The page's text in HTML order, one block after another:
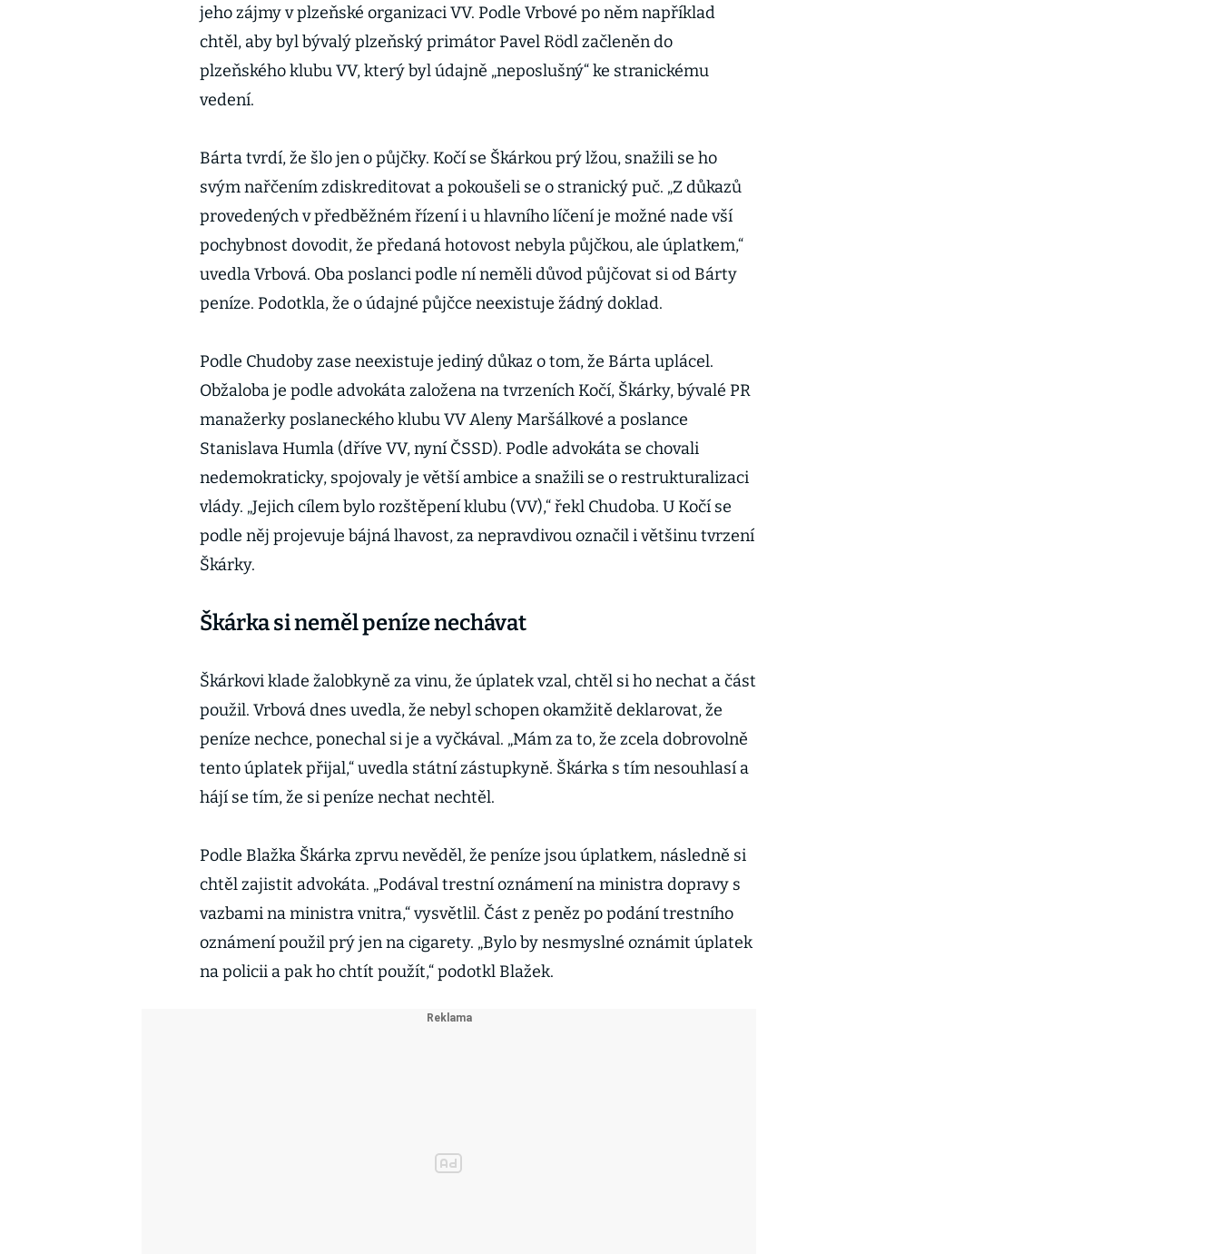
jeho zájmy v plzeňské organizaci VV. Podle Vrbové po něm například
chtěl, aby byl bývalý plzeňský primátor Pavel Rödl začleněn do
plzeňského klubu VV, který byl údajně „neposlušný“ ke stranickému
vedení.
Bárta tvrdí, že šlo jen o půjčky. Kočí se Škárkou prý lžou, snažili se ho
svým nařčením zdiskreditovat a pokoušeli se o stranický puč. „Z důkazů
provedených v předběžném řízení i u hlavního líčení je možné nade vší
pochybnost dovodit, že předaná hotovost nebyla půjčkou, ale úplatkem,“
uvedla Vrbová. Oba poslanci podle ní neměli důvod půjčovat si od Bárty
peníze. Podotkla, že o údajné půjčce neexistuje žádný doklad.
Podle Chudoby zase neexistuje jediný důkaz o tom, že Bárta uplácel.
Obžaloba je podle advokáta založena na tvrzeních Kočí, Škárky, bývalé PR
manažerky poslaneckého klubu VV Aleny Maršálkové a poslance
Stanislava Humla (dříve VV, nyní ČSSD). Podle advokáta se chovali
nedemokraticky, spojovaly je větší ambice a snažili se o restrukturalizaci
vlády. „Jejich cílem bylo rozštěpení klubu (VV),“ řekl Chudoba. U Kočí se
podle něj projevuje bájná lhavost, za nepravdivou označil i většinu tvrzení
Škárky.
Škárka si neměl peníze nechávat
Škárkovi klade žalobkyně za vinu, že úplatek vzal, chtěl si ho nechat a část
použil. Vrbová dnes uvedla, že nebyl schopen okamžitě deklarovat, že
peníze nechce, ponechal si je a vyčkával. „Mám za to, že zcela dobrovolně
tento úplatek přijal,“ uvedla státní zástupkyně. Škárka s tím nesouhlasí a
hájí se tím, že si peníze nechat nechtěl.
Podle Blažka Škárka zprvu nevěděl, že peníze jsou úplatkem, následně si
chtěl zajistit advokáta. „Podával trestní oznámení na ministra dopravy s
vazbami na ministra vnitra,“ vysvětlil. Část z peněz po podání trestního
oznámení použil prý jen na cigarety. „Bylo by nesmyslné oznámit úplatek
na policii a pak ho chtít použít,“ podotkl Blažek.